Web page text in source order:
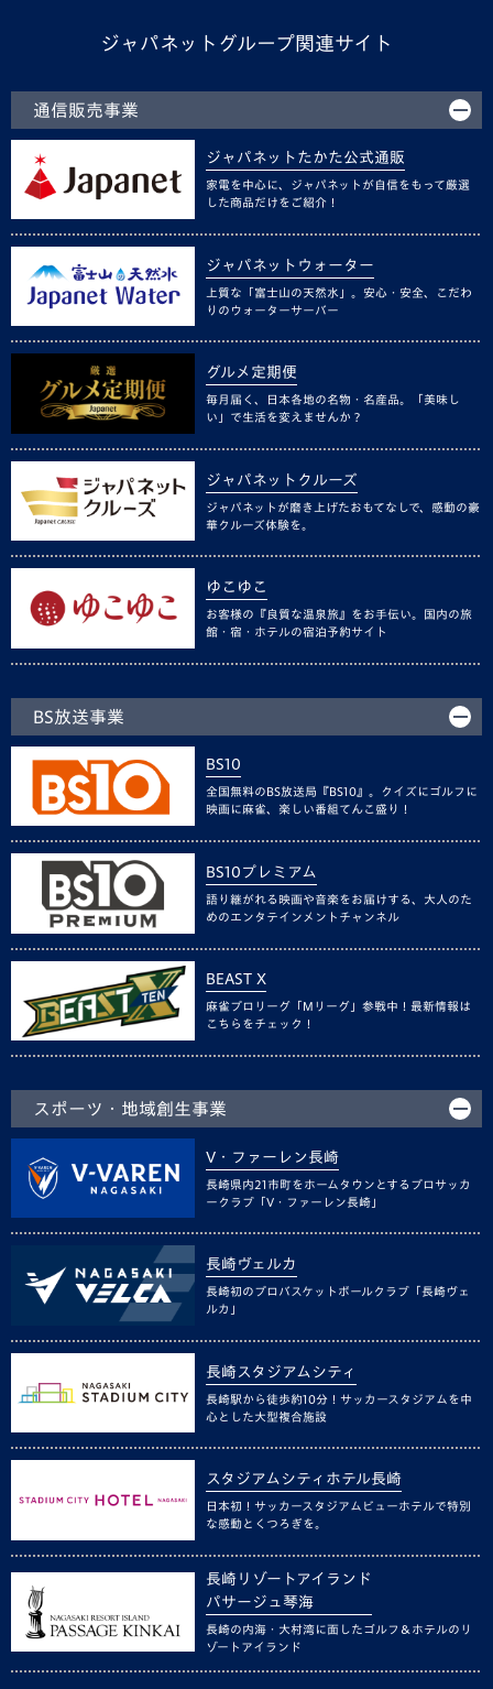
ジャパネットグループ関連サイト
通信販売事業
ジャパネットたかた公式通販
家電を中心に、ジャパネットが自信をもって厳選
した商品だけをご紹介！
ジャパネットウォーター
上質な「富士山の天然水」。安心・安全、こだわ
りのウォーターサーバー
グルメ定期便
毎月届く、日本各地の名物・名産品。「美味し
い」で生活を変えませんか？
ジャパネットクルーズ
ジャパネットが磨き上げたおもてなしで、感動の豪
華クルーズ体験を。
ゆこゆこ
お客様の『良質な温泉旅』をお手伝い。国内の旅
館・宿・ホテルの宿泊予約サイト
BS放送事業
BS10
全国無料のBS放送局『BS10』。クイズにゴルフに
映画に麻雀、楽しい番組てんこ盛り！
BS10プレミアム
語り継がれる映画や音楽をお届けする、大人のた
めのエンタテインメントチャンネル
BEAST X
麻雀プロリーグ「Mリーグ」参戦中！最新情報は
こちらをチェック！
スポーツ・地域創生事業
V・ファーレン長崎
長崎県内21市町をホームタウンとするプロサッカ
ークラブ「V・ファーレン長崎」
長崎ヴェルカ
長崎初のプロバスケットボールクラブ「長崎ヴェ
ルカ」
長崎スタジアムシティ
長崎駅から徒歩約10分！サッカースタジアムを中
心とした大型複合施設
スタジアムシティホテル長崎
日本初！サッカースタジアムビューホテルで特別
な感動とくつろぎを。
長崎リゾートアイランド
パサージュ琴海
長崎の内海・大村湾に面したゴルフ＆ホテルのリ
ゾートアイランド